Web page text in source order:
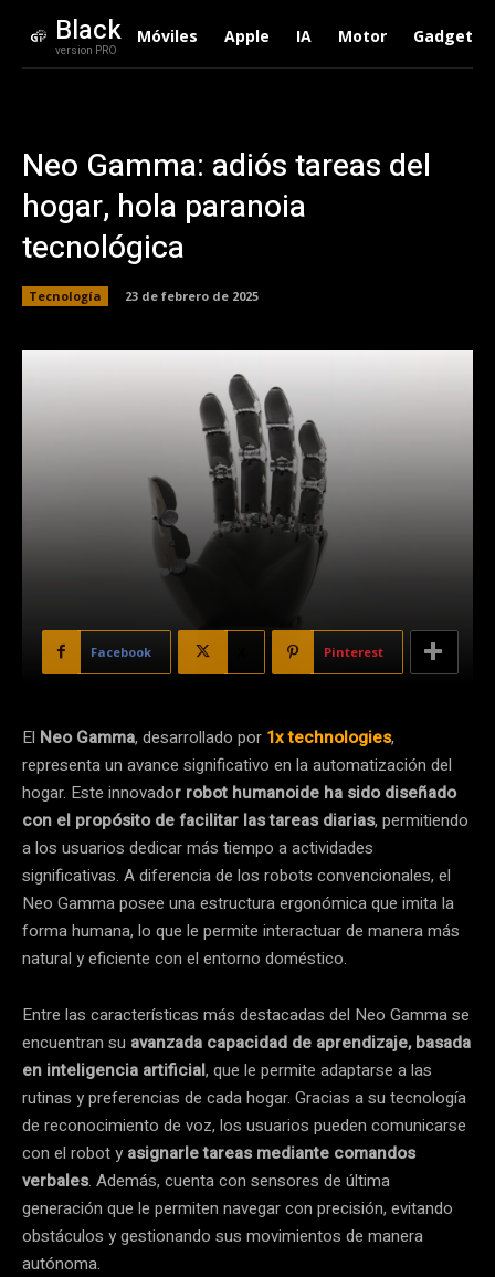
Black
version PRO
Móviles Apple IA Motor Gadgets
Neo Gamma: adiós tareas del
hogar, hola paranoia
tecnológica
Tecnología 23 de febrero de 2025
Facebook Pinterest
El Neo Gamma, desarrollado por 1x technologies,
representa un avance significativo en la automatización del
hogar. Este innovador robot humanoide ha sido diseñado
con el propósito de facilitar las tareas diarias, permitiendo
a los usuarios dedicar más tiempo a actividades
significativas. A diferencia de los robots convencionales, el
Neo Gamma posee una estructura ergonómica que imita la
forma humana, lo que le permite interactuar de manera más
natural y eficiente con el entorno doméstico.
Entre las características más destacadas del Neo Gamma se
encuentran su avanzada capacidad de aprendizaje, basada
en inteligencia artificial, que le permite adaptarse a las
rutinas y preferencias de cada hogar. Gracias a su tecnología
de reconocimiento de voz, los usuarios pueden comunicarse
con el robot y asignarle tareas mediante comandos
verbales. Además, cuenta con sensores de última
generación que le permiten navegar con precisión, evitando
obstáculos y gestionando sus movimientos de manera
autónoma.